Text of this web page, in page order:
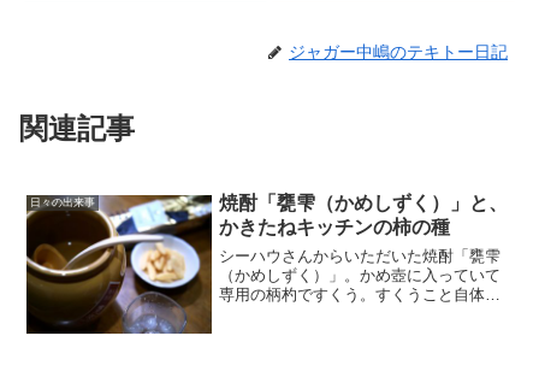
ジャガー中嶋のテキトー日記
関連記事
日々の出来事
焼酎「甕雫（かめしずく）」と、
かきたねキッチンの柿の種
シーハウさんからいただいた焼酎「甕雫
（かめしずく）」。かめ壺に入っていて
専用の柄杓ですくう。すくうこと自体は